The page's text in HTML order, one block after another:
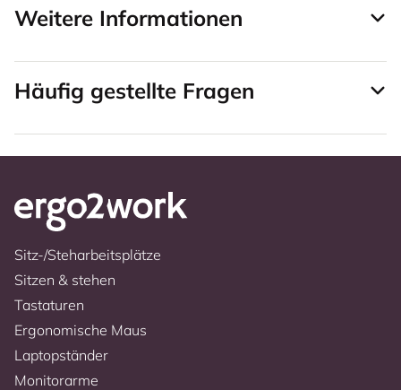
Weitere Informationen
Häufig gestellte Fragen
Sitz-/Steharbeitsplätze
Sitzen & stehen
Tastaturen
Ergonomische Maus
Laptopständer
Monitorarme